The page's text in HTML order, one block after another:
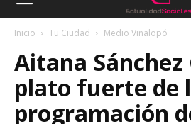
Inicio Tu Ciudad Medio Vinalopó
Aitana Sánchez
plato fuerte de
programación